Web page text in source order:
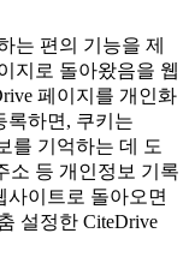
는 편의 기능을 제
지로 돌아왔음을 웹
페이지를 개인화
록하면, 쿠키는
를 기억하는 데 도
소 등 개인정보 기록
사이트로 돌아오면
설정한 CiteDrive